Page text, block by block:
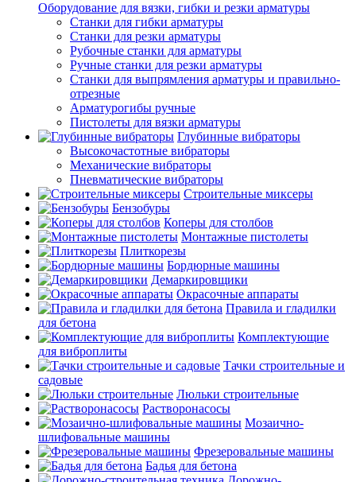
Оборудование для вязки, гибки и резки арматуры
Станки для гибки арматуры
Станки для резки арматуры
Рубочные станки для арматуры
Ручные станки для резки арматуры
Станки для выпрямления арматуры и правильно-
отрезные
Арматурогибы ручные
Пистолеты для вязки арматуры
Глубинные вибраторы
Высокочастотные вибраторы
Механические вибраторы
Пневматические вибраторы
Строительные миксеры
Бензобуры
Коперы для столбов
Монтажные пистолеты
Плиткорезы
Бордюрные машины
Демаркировщики
Окрасочные аппараты
Правила и гладилки
для бетона
Комплектующие
для виброплиты
Тачки строительные и
садовые
Люльки строительные
Растворонасосы
Мозаично-
шлифовальные машины
Фрезеровальные машины
Бадья для бетона